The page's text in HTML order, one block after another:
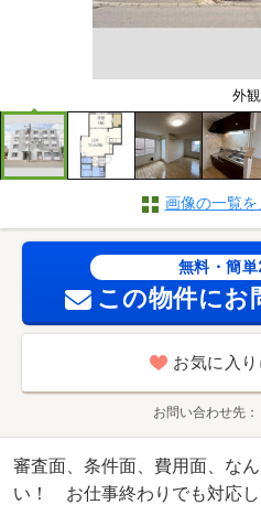
外観
画像の一覧を
無料・簡単
この物件にお
お気に入
お問い合わせ先
審査面、条件面、費用面、な
い！ お仕事終わりでも対応し